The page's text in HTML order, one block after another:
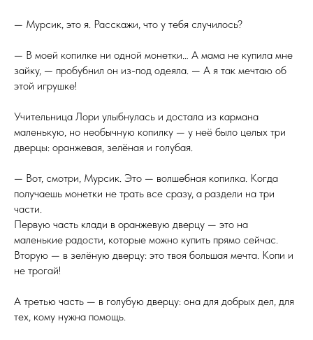
— Мурсик, это я. Расскажи, что у тебя случилось?
— В моей копилке ни одной монетки… А мама не купила мне
зайку, — пробубнил он из-под одеяла. — А я так мечтаю об
этой игрушке!
Учительница Лори улыбнулась и достала из кармана
маленькую, но необычную копилку — у неё было целых три
дверцы: оранжевая, зелёная и голубая.
— Вот, смотри, Мурсик. Это — волшебная копилка. Когда
получаешь монетки не трать все сразу, а раздели на три
части.
Первую часть клади в оранжевую дверцу — это на
маленькие радости, которые можно купить прямо сейчас.
Вторую — в зелёную дверцу: это твоя большая мечта. Копи и
не трогай!
А третью часть — в голубую дверцу: она для добрых дел, для
тех, кому нужна помощь.